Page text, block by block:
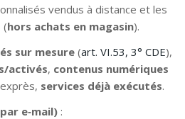
vendus à distance et les
(hors achats en magasin).
sur mesure (art. VI.53, 3° CDE),
activés, contenus numériques
services déjà exécutés.
e‑mail) :